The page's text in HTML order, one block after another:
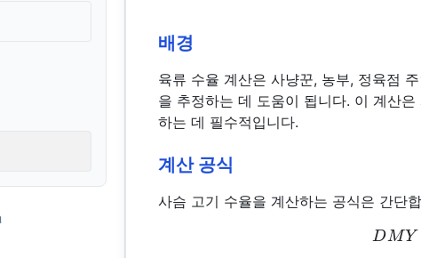
배경
육류 수율 계산은 사냥꾼, 농부, 정육점
을 추정하는 데 도움이 됩니다. 이 계산
하는 데 필수적입니다.
계산 공식
사슴 고기 수율을 계산하는 공식은 간단
DMY